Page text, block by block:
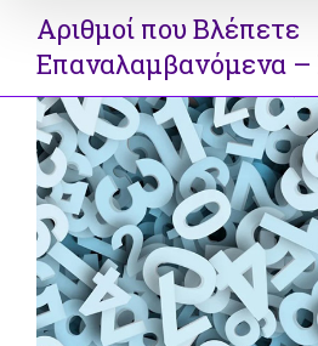
Αριθμοί που Βλέπετε
Επαναλαμβανόμενα –